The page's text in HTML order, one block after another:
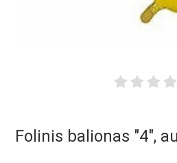
Folinis balionas "4",